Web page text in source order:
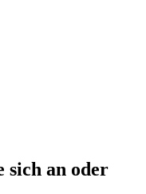
sich an oder